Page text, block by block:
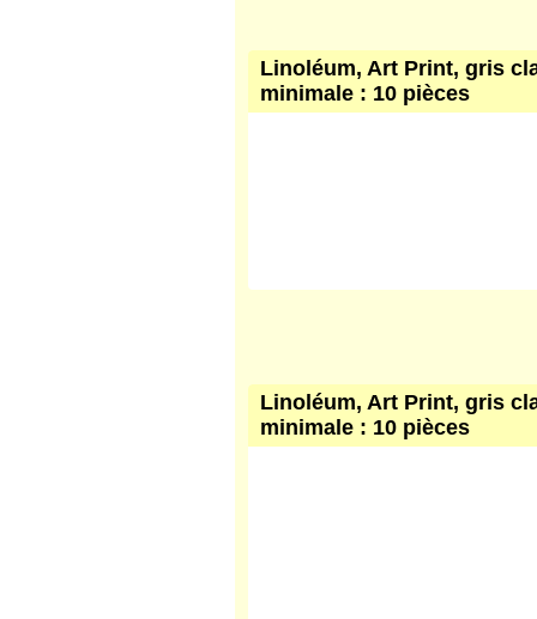
Linoléum, Art Print, gris
minimale : 10 pièces
Linoléum, Art Print, gris
minimale : 10 pièces